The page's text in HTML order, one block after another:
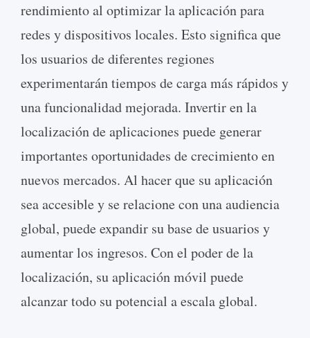
rendimiento al optimizar la aplicación para
redes y dispositivos locales. Esto significa que
los usuarios de diferentes regiones
experimentarán tiempos de carga más rápidos y
una funcionalidad mejorada. Invertir en la
localización de aplicaciones puede generar
importantes oportunidades de crecimiento en
nuevos mercados. Al hacer que su aplicación
sea accesible y se relacione con una audiencia
global, puede expandir su base de usuarios y
aumentar los ingresos. Con el poder de la
localización, su aplicación móvil puede
alcanzar todo su potencial a escala global.